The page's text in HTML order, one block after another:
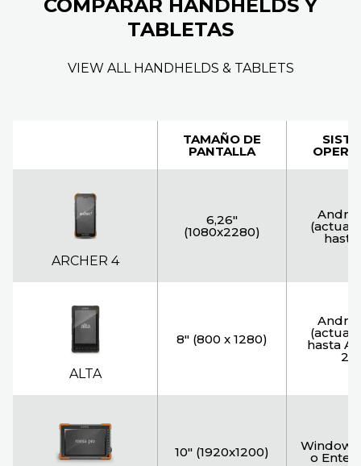
COMPARAR HANDHELDS Y
TABLETAS
VIEW ALL HANDHELDS & TABLETS
ARCHER 4
ALTA
TAMAÑO DE
PANTALLA
6,26"
(1080x2280) hasta
8" (800 x 1280) hasta
20)
10" (1920x1200) Windows
o